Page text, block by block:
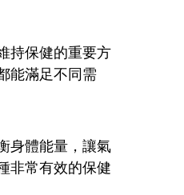
持保健的重要方
能滿足不同需
身體能量，讓氣
非常有效的保健